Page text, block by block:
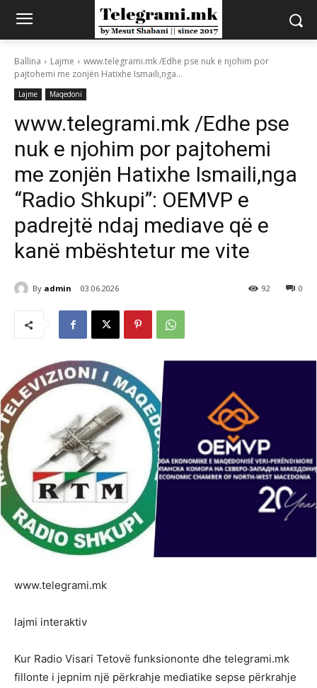
Ballina Lajme
www.telegrami.mk /Edhe pse nuk e njohim por
pajtohemi me zonjën Hatixhe Ismaili,nga...
Lajme Maqedoni
www.telegrami.mk /Edhe pse
nuk e njohim por pajtohemi
me zonjën Hatixhe Ismaili,nga
“Radio Shkupi”: OEMVP e
padrejtë ndaj mediave që e
kanë mbështetur me vite
By admin 03.06.2026 0
92
www.telegrami.mk
lajmi interaktiv
Kur Radio Visari Tetovë funksiononte dhe telegrami.mk
fillonte i jepnim një përkrahje mediatike sepse përkrahje